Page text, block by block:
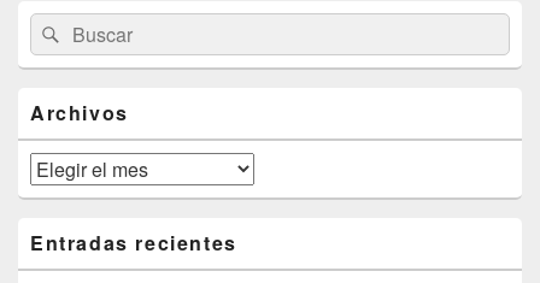
área
de
widget
lateral
primaria
Buscar
por:
Buscar
Archivos
Archivos
Entradas recientes